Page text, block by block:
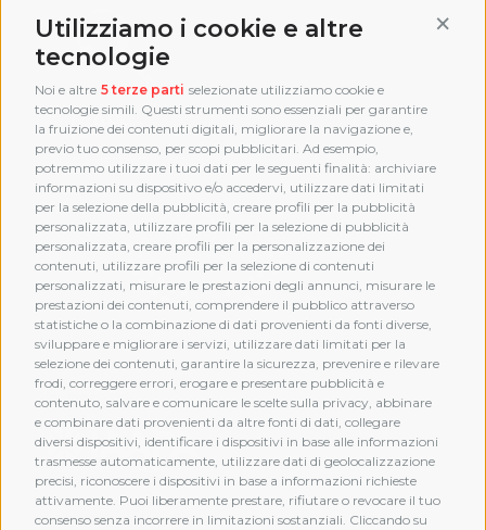
Utilizziamo i cookie e altre
tecnologie
Noi e altre 5 terze parti selezionate utilizziamo cookie e
tecnologie simili. Questi strumenti sono essenziali per garantire
la fruizione dei contenuti digitali, migliorare la navigazione e,
previo tuo consenso, per scopi pubblicitari. Ad esempio,
potremmo utilizzare i tuoi dati per le seguenti finalità: archiviare
informazioni su dispositivo e/o accedervi, utilizzare dati limitati
per la selezione della pubblicità, creare profili per la pubblicità
personalizzata, utilizzare profili per la selezione di pubblicità
personalizzata, creare profili per la personalizzazione dei
contenuti, utilizzare profili per la selezione di contenuti
personalizzati, misurare le prestazioni degli annunci, misurare le
prestazioni dei contenuti, comprendere il pubblico attraverso
statistiche o la combinazione di dati provenienti da fonti diverse,
sviluppare e migliorare i servizi, utilizzare dati limitati per la
selezione dei contenuti, garantire la sicurezza, prevenire e rilevare
frodi, correggere errori, erogare e presentare pubblicità e
contenuto, salvare e comunicare le scelte sulla privacy, abbinare
e combinare dati provenienti da altre fonti di dati, collegare
diversi dispositivi, identificare i dispositivi in base alle informazioni
trasmesse automaticamente, utilizzare dati di geolocalizzazione
precisi, riconoscere i dispositivi in base a informazioni richieste
attivamente. Puoi liberamente prestare, rifiutare o revocare il tuo
consenso senza incorrere in limitazioni sostanziali. Cliccando su
MEMBERSHIP